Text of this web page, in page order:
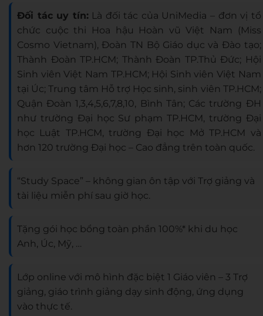
Đối tác uy tín:Là đối tác của UniMedia – đơn vị tổ
chức cuộc thi Hoa hậu Hoàn vũ Việt Nam (Miss
Cosmo Vietnam), Đoàn TN Bộ Giáo dục và Đào tạo;
Thành Đoàn TP.HCM; Thành Đoàn TP.Thủ Đức; Hội
Sinh viên Việt Nam TP.HCM; Hội Sinh viên Việt Nam
tại Úc; Trung tâm Hỗ trợ Học sinh, sinh viên TP.HCM;
Quận Đoàn 1,3,4,5,6,7,8,10, Bình Tân; Các trường ĐH
như trường Đại học Sư phạm TP.HCM, trường Đại
học Luật TP.HCM, trường Đại học Mở TP.HCM và
hơn 120 trường Đại học – Cao đẳng trên toàn quốc.
“Study Space” – không gian ôn tập với Trợ giảng và
tài liệu miễn phí sau giờ học.
Tặng gói học bổng toàn phần 100%* khi du học
Anh, Úc, Mỹ, …
Lớp online với mô hình đặc biệt 1 Giáo viên – 3 Trợ
giảng, giáo trình giảng dạy sinh động, ứng dụng
vào thực tế.